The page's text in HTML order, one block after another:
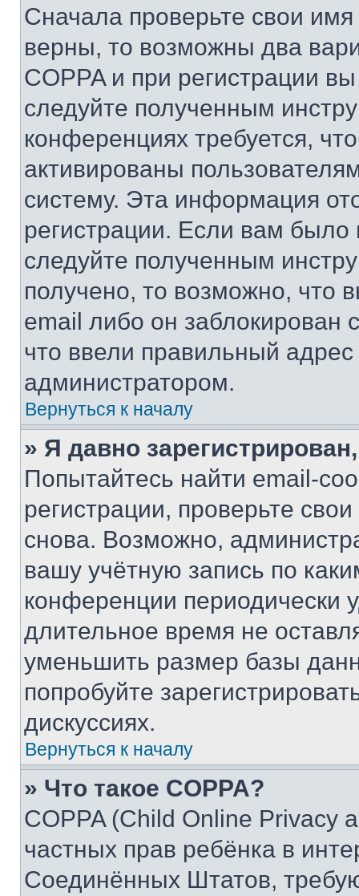
Сначала проверьте свои
верны, то возможны два
COPPA и при регистрации
следуйте полученным
конференциях требуется,
активированы
систему. Эта информация
регистрации. Если вам
следуйте полученным
получено, то возможно, что
email либо он
что ввели правильный адрес
администратором.
Вернуться к началу
» Я давно
Попытайтесь найти email-
регистрации, проверьте
снова. Возможно,
вашу учётную запись по
конференции периодически
длительное время не
уменьшить размер базы
попробуйте
дискуссиях.
Вернуться к началу
» Что такое COPPA?
COPPA (Child Online Privacy
частных прав ребёнка в
Соединённых Штатов,